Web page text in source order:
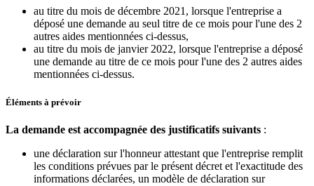
au titre du mois de décembre 2021, lorsque l'entreprise a
déposé une demande au seul titre de ce mois pour l'une des 2
autres aides mentionnées ci-dessus,
au titre du mois de janvier 2022, lorsque l'entreprise a déposé
une demande au titre de ce mois pour l'une des 2 autres aides
mentionnées ci-dessus.
Éléments à prévoir
La demande est accompagnée des justificatifs suivants :
une déclaration sur l'honneur attestant que l'entreprise remplit
les conditions prévues par le présent décret et l'exactitude des
informations déclarées, un modèle de déclaration sur